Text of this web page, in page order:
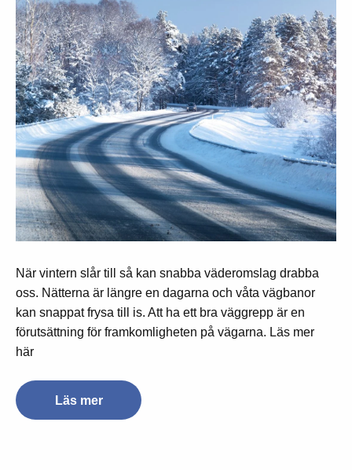
När vintern slår till så kan snabba väderomslag drabba
oss. Nätterna är längre en dagarna och våta vägbanor
kan snappat frysa till is. Att ha ett bra väggrepp är en
förutsättning för framkomligheten på vägarna. Läs mer
här
Läs mer